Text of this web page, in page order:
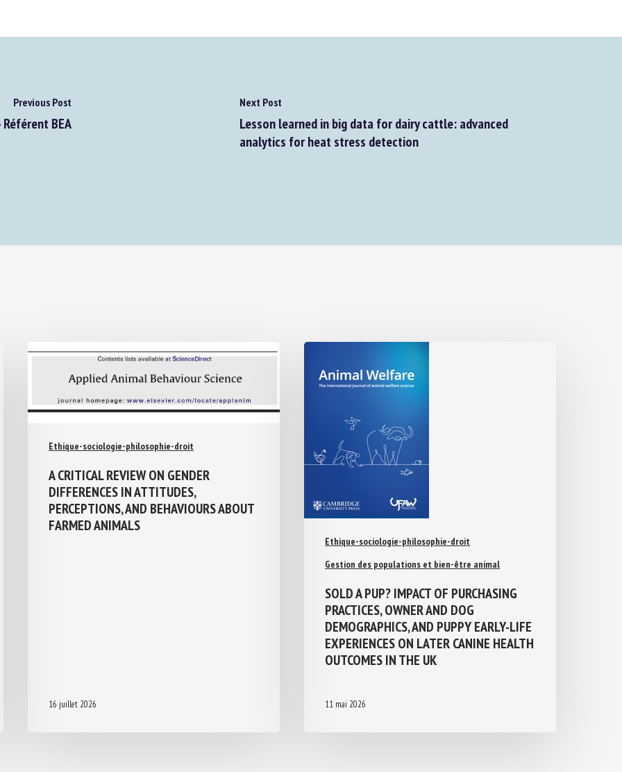
Previous Post
BEA
Next Post
Lesson learned in big data for dairy cattle: advanced
analytics for heat stress detection
Ethique-sociologie-philosophie-droit
A CRITICAL REVIEW ON GENDER
DIFFERENCES IN ATTITUDES,
PERCEPTIONS, AND BEHAVIOURS ABOUT
FARMED ANIMALS
16 juillet 2026
Ethique-sociologie-philosophie-droit
Gestion des populations et bien-être animal
SOLD A PUP? IMPACT OF PURCHASING
PRACTICES, OWNER AND DOG
DEMOGRAPHICS, AND PUPPY EARLY-LIFE
EXPERIENCES ON LATER CANINE
HEALTH OUTCOMES IN THE UK
11 mai 2026